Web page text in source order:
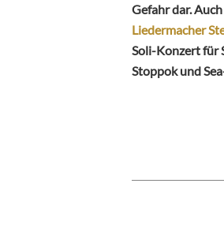
Gefahr dar.
Liedermacher
Soli-Konzert für
Stoppok und